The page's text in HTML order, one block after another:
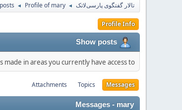
تالار گفتگوی پارسی‌لاتک ◄
Profile of mary
◄
Profile Info
Show posts
in areas you currently have access to.
Messages
Topics
Attachments
Messages - mary